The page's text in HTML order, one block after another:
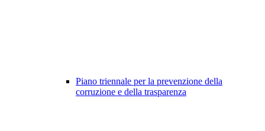
Piano triennale per la prevenzione della
corruzione e della trasparenza